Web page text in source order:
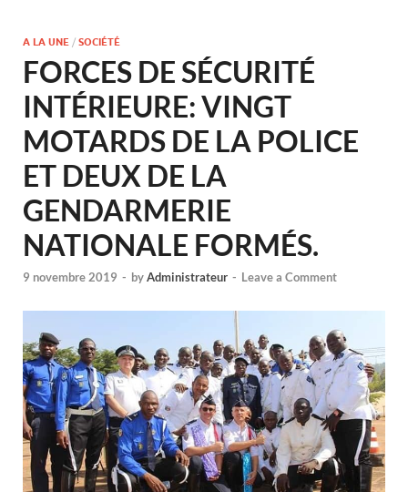
A LA UNE / SOCIÉTÉ
FORCES DE SÉCURITÉ
INTÉRIEURE: VINGT
MOTARDS DE LA POLICE
ET DEUX DE LA
GENDARMERIE
NATIONALE FORMÉS.
9 novembre 2019 - byAdministrateur - Leave a Comment